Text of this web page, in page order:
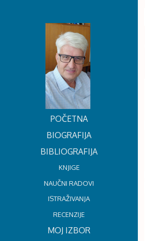
POČETNA
BIOGRAFIJA
BIBLIOGRAFIJA
KNJIGE
NAUČNI RADOVI
ISTRAŽIVANJA
RECENZIJE
MOJ IZBOR